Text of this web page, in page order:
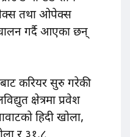
तथा ओपेक्स
गर्दै आएका छन्
करियर सुरु गरेकी
क्षेत्रमा प्रवेश
हिदी खोला,